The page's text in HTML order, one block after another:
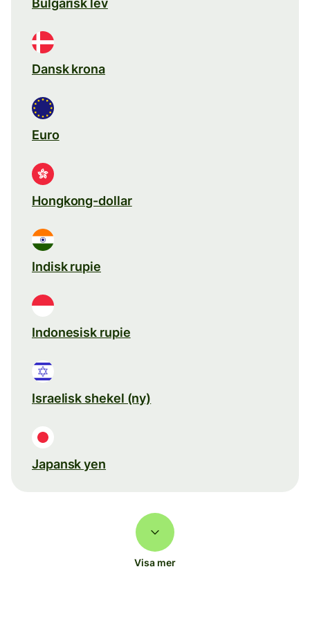
Bulgarisk lev
Dansk krona
Euro
Hongkong-dollar
Indisk rupie
Indonesisk rupie
Israelisk shekel (ny)
Japansk yen
Visa mer